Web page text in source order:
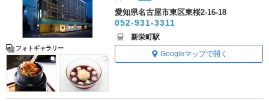
フォトギャラリー
愛知県名古屋市東区東桜2-16-18
052-931-3311
新栄町駅
Googleマップで開く